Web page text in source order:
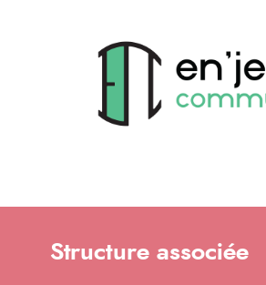
Structure associée